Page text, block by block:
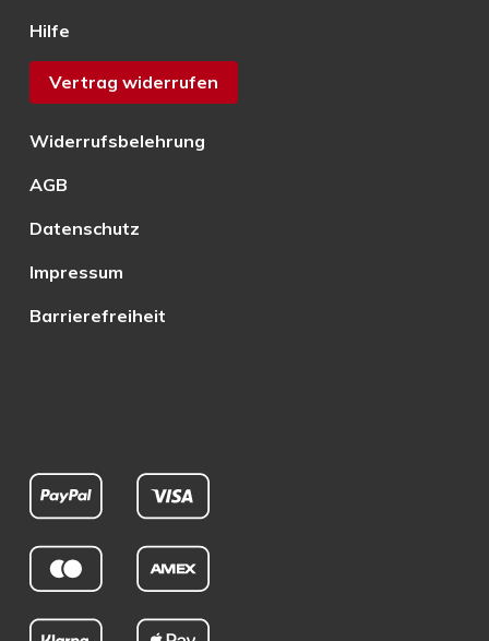
Hilfe
Vertrag widerrufen
Widerrufsbelehrung
AGB
Datenschutz
Impressum
Barrierefreiheit